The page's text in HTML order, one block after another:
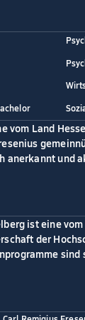
vom Land
anerkannt und
ist eine
der